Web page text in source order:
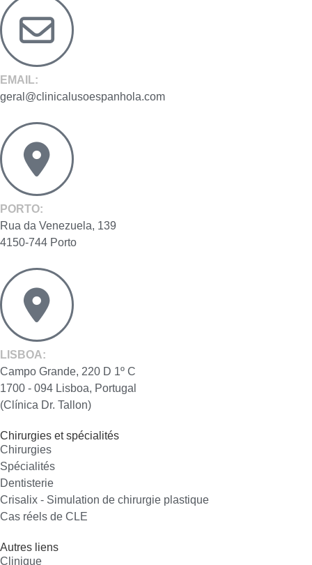
EMAIL:
geral@clinicalusoespanhola.com
PORTO:
Rua da Venezuela, 139
4150-744 Porto
LISBOA:
Campo Grande, 220 D 1º C
1700 - 094 Lisboa, Portugal
(Clínica Dr. Tallon)
Chirurgies et spécialités
Chirurgies
Spécialités
Dentisterie
Crisalix - Simulation de chirurgie plastique
Cas réels de CLE
Autres liens
Clinique